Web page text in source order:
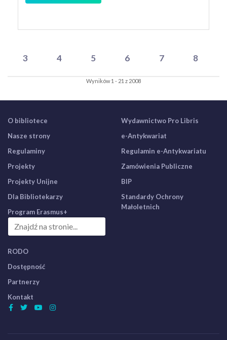
3 4 5 6 7 8
Wyników 1 - 21 z 2008
O bibliotece
Nasze strony
Regulaminy
Projekty
Projekty Unijne
Dla Bibliotekarzy
Program Erasmus+
Wydawnictwo Pro Libris
e-Antykwariat
Regulamin e-Antykwariatu
Zamówienia Publiczne
BIP
Standardy Ochrony
Małoletnich
RODO
Dostępność
Partnerzy
Kontakt